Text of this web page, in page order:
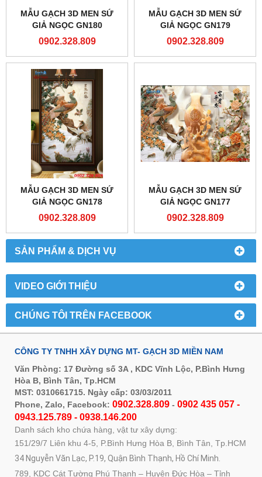
SẢN PHẨM & DỊCH VỤ
VIDEO GIỚI THIỆU
CHÚNG TÔI TRÊN FACEBOOK
MẪU GẠCH 3D MEN SỨ
GIẢ NGỌC GN180
0902.328.809
MẪU GẠCH 3D MEN SỨ
GIẢ NGỌC GN179
0902.328.809
MẪU GẠCH 3D MEN SỨ
GIẢ NGỌC GN178
0902.328.809
MẪU GẠCH 3D MEN SỨ
GIẢ NGỌC GN177
0902.328.809
CÔNG TY TNHH XÂY DỰNG MT- GẠCH 3D MIỀN NAM
Văn Phòng: 17 Đường số 3A , KDC Vĩnh Lộc, P.Bình Hưng
Hòa B, Bình Tân, Tp.HCM
MST: 0310661715. Ngày cấp: 03/03/2011
Phone, Zalo, Facebook: 0902.328.809 - 0902 435 057 -
0943.125.789 - 0938.146.200
Danh sách kho chứa hàng, vật tư xây dựng:
151/29/7 Liên khu 4-5, P.Bình Hưng Hòa B, Bình Tân, Tp.HCM
34 Nguyễn Văn Lạc, P.19, Quận Bình Thạnh, Hồ Chí Minh.
789, KDC Cát Tường Phú Thạnh – Huyện Đức Hòa – Tỉnh